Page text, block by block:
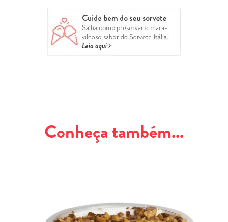
Conheça também...